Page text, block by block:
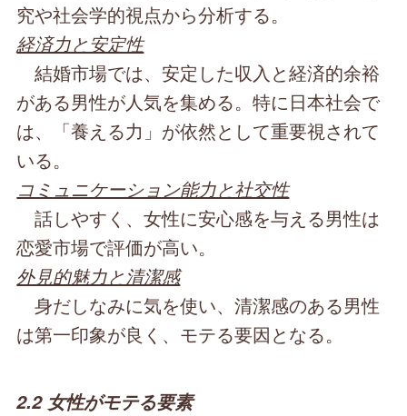
究や社会学的視点から分析する。
経済力と安定性
結婚市場では、安定した収入と経済的余裕
がある男性が人気を集める。特に日本社会で
は、「養える力」が依然として重要視されて
いる。
コミュニケーション能力と社交性
話しやすく、女性に安心感を与える男性は
恋愛市場で評価が高い。
外見的魅力と清潔感
身だしなみに気を使い、清潔感のある男性
は第一印象が良く、モテる要因となる。
2.2 女性がモテる要素